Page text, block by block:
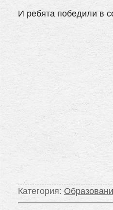
И ребята победили в
Категория: